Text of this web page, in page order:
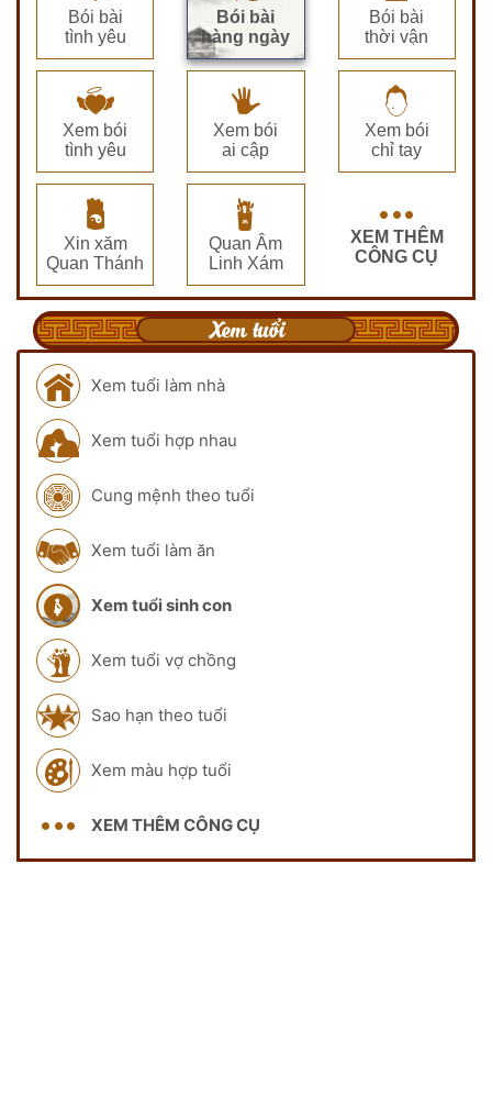
Bói bài
tình yêu
Bói bài
hàng ngày
Bói bài
thời vận
Xem bói
tình yêu
Xem bói
ai cập
Xem bói
chỉ tay
Xin xăm
Quan Thánh
Quan Âm
Linh Xám
XEM THÊM
CÔNG CỤ
Xem tuổi
Xem tuổi làm nhà
Xem tuổi hợp nhau
Cung mệnh theo tuổi
Xem tuổi làm ăn
Xem tuổi sinh con
Xem tuổi vợ chồng
Sao hạn theo tuổi
Xem màu hợp tuổi
XEM THÊM CÔNG CỤ